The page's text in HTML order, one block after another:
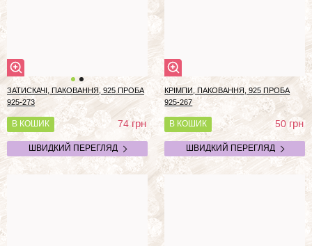
ЗАТИСКАЧІ, ПАКОВАННЯ, 925 ПРОБА
925-273
В КОШИК 74грн
ШВИДКИЙ ПЕРЕГЛЯД
КРІМПИ, ПАКОВАННЯ, 925 ПРОБА
925-267
В КОШИК 50грн
ШВИДКИЙ ПЕРЕГЛЯД